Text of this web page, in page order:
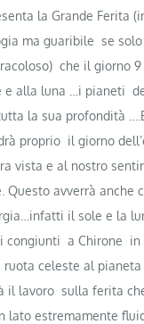
la Grande Ferita
ma guaribile se
che il giorno
e alla luna …i pianeti
la sua profondità
proprio il giorno
vista e al nostro
Questo avverrà anche
il sole e la
congiunti a Chirone in
celeste al pianeta
il lavoro sulla ferita
lato estremamente